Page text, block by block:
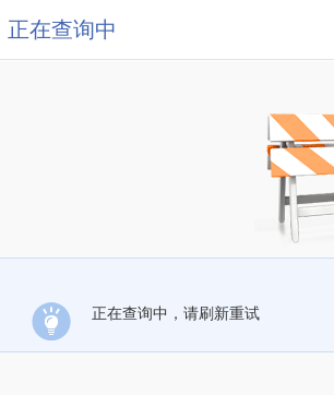
正在查询中
正在查询中，请刷新重试